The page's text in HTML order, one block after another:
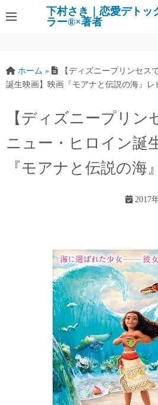
下村さき｜恋愛デトッ
ラー®×著者
ホーム »
【ディズニープリンセス
誕生映画】映画『モアナと伝説の海』レ
【ディズニープリン
ニュー・ヒロイン誕
『モアナと伝説の海
2017